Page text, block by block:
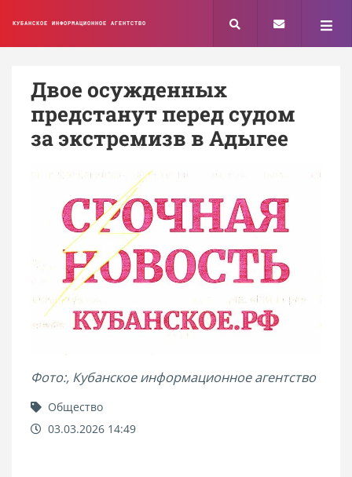
КУБАНСКОЕ ИНФОРМАЦИОННОЕ АГЕНТСТВО
Двое осужденных
предстанут перед судом
за экстремизв в Адыгее
Фото:, Кубанское информационное агентство
Общество
03.03.2026 14:49